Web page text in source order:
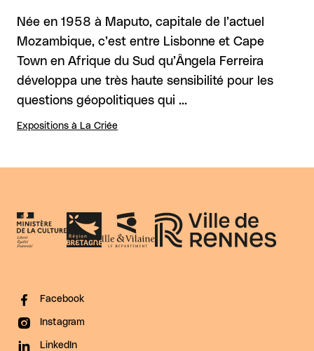
Née en 1958 à Maputo, capitale de l’actuel
Mozambique, c’est entre Lisbonne et Cape
Town en Afrique du Sud qu’Ângela Ferreira
développa une très haute sensibilité pour les
questions géopolitiques qui …
Expositions à La Criée
Facebook
Instagram
LinkedIn